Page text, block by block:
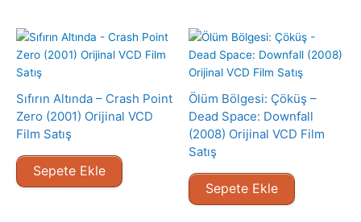
Sıfırın Altında – Crash Point
Zero (2001) Orijinal VCD
Film Satış
Sepete Ekle
Ölüm Bölgesi: Çöküş –
Dead Space: Downfall
(2008) Orijinal VCD Film
Satış
Sepete Ekle